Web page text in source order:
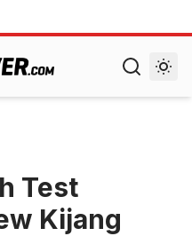
Test
Kijang